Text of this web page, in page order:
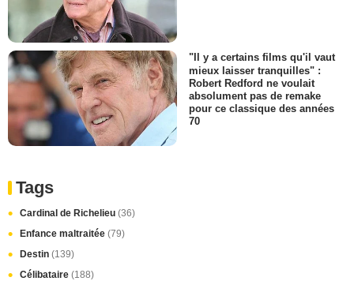
"Il y a certains films qu'il vaut
mieux laisser tranquilles" :
Robert Redford ne voulait
absolument pas de remake
pour ce classique des années
70
Tags
Cardinal de Richelieu (36)
Enfance maltraitée (79)
Destin (139)
Célibataire (188)